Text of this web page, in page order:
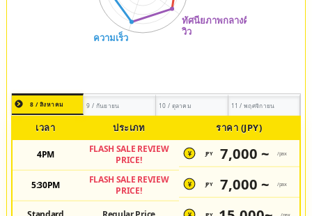
8 / สิงหาคม 9 / กันยายน 10 / ตุลาคม 11 / พฤศจิกายน
เวลา ประเภท ราคา (JPY)
4PM
FLASH SALE REVIEW
PRICE!
¥ JPY 7,000 ~ /pax
5:30PM
FLASH SALE REVIEW
PRICE!
¥ JPY 7,000 ~ /pax
JPY /pax